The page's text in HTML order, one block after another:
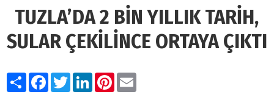
TUZLA’DA 2 BİN YILLIK TARİH,
SULAR ÇEKİLİNCE ORTAYA ÇIKTI
PaylaşFacebook
TwitterLinkedIn
Pinterest
Email